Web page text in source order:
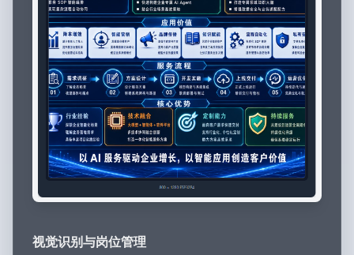
视觉识别与岗位管理